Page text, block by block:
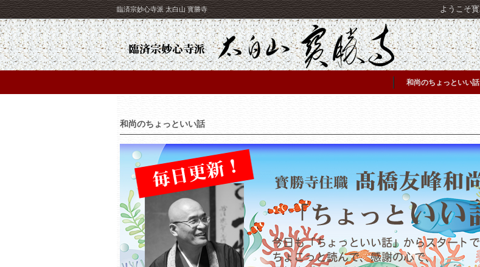
臨済宗妙心寺派 太白山 寳勝寺 ようこそ
和尚のちょっといい話
和尚のちょっといい話